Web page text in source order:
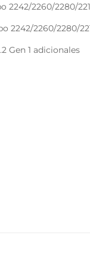
2260/2280/
2260/2280/
Gen 1 adicionales